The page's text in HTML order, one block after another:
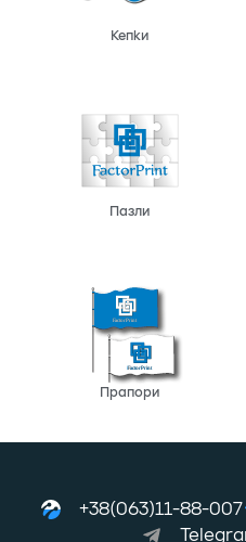
Кепки
Пазли
Прапори
+38(063)11-88-007